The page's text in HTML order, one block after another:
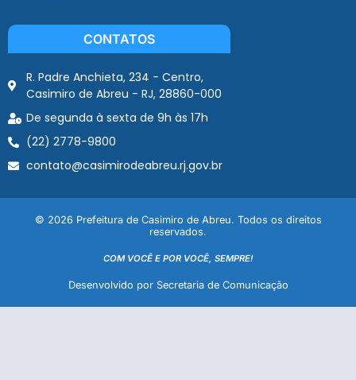
CONTATOS
R. Padre Anchieta, 234 - Centro,
Casimiro de Abreu - RJ, 28860-000
De segunda à sexta de 9h às 17h
(22) 2778-9800
contato@casimirodeabreu.rj.gov.br
© 2026 Prefeitura de Casimiro de Abreu. Todos os direitos
reservados.
COM VOCÊ E POR VOCÊ, SEMPRE!
Desenvolvido por Secretaria de Comunicação